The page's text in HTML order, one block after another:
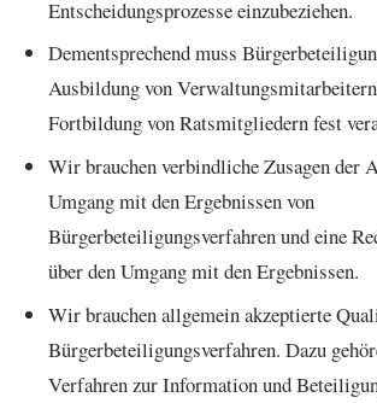
Entscheidungsprozesse einzubeziehen.
Dementsprechend muss
Ausbildung von
Fortbildung von Ratsmitgliedern fest
Wir brauchen verbindliche Zusagen der
Umgang mit den Ergebnissen von
Bürgerbeteiligungsverfahren und eine
über den Umgang mit den Ergebnissen.
Wir brauchen allgemein akzeptierte
Bürgerbeteiligungsverfahren. Dazu
Verfahren zur Information und